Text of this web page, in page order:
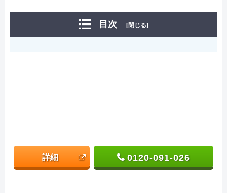
目次 [閉じる]
詳細 0120-091-026